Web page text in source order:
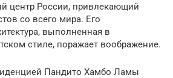
центр России, привлекающий
со всего мира. Его
выполненная в
стиле, поражает воображение.
Пандито Хамбо Ламы